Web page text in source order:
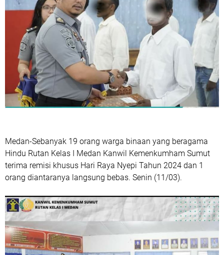
Medan-Sebanyak 19 orang warga binaan yang beragama
Hindu Rutan Kelas I Medan Kanwil Kemenkumham Sumut
terima remisi khusus Hari Raya Nyepi Tahun 2024 dan 1
orang diantaranya langsung bebas. Senin (11/03).